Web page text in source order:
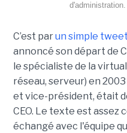
C’est parun simple tweet
annoncé son départ de
le spécialiste de la
réseau, serveur) en
et vice-président, était
CEO. Le texte est assez
échangé avec l'équipe